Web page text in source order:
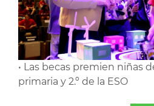
• Las becas premien niñas
primaria y 2.º de la ESO